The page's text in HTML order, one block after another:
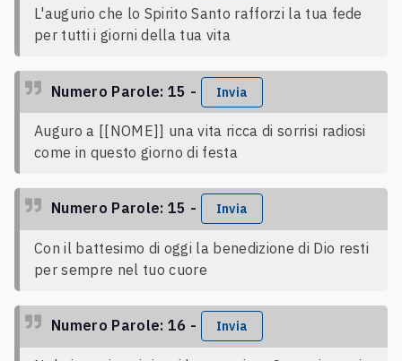
L'augurio che lo Spirito Santo rafforzi la tua fede
per tutti i giorni della tua vita
Numero Parole: 15 - Invia
Auguro a [[NOME]] una vita ricca di sorrisi radiosi
come in questo giorno di festa
Numero Parole: 15 - Invia
Con il battesimo di oggi la benedizione di Dio resti
per sempre nel tuo cuore
Numero Parole: 16 - Invia